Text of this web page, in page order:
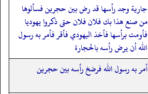
جارية وجد رأسها قد رض بين حجرين فسألوها
من صنع هذا بك فلان فلان حتى ذكروا يهوديا
فأومت برأسها فأخذ اليهودي فأقر فأمر به رسول
الله أن يرض رأسه بالحجارة
أمر به رسول الله فرضخ رأسه بين حجرين